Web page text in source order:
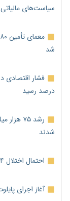
سیاست‌های
شد
درصد رسید
رشد ۷۵
شدند
احتمال اختلال ۲۴ ساعته در سامانه‌های تأمین اجتماعی
آغاز اجرای